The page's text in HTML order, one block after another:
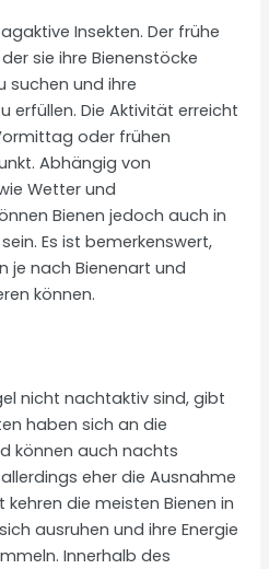
Insekten. Der frühe
sie ihre Bienenstöcke
suchen und ihre
erfüllen. Die Aktivität erreicht
oder frühen
Abhängig von
Wetter und
Bienen jedoch auch in
Es ist bemerkenswert,
je nach Bienenart und
können.
nicht nachtaktiv sind, gibt
haben sich an die
können auch nachts
eher die Ausnahme
kehren die meisten Bienen in
ausruhen und ihre Energie
Innerhalb des